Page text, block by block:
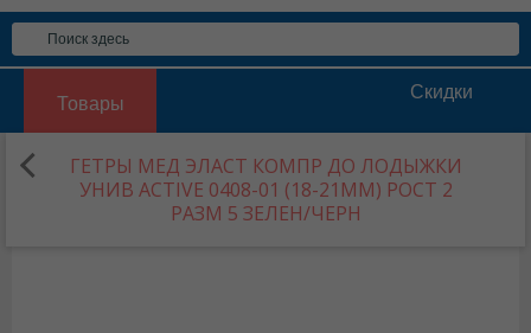
Товары
Скидки
ГЕТРЫ МЕД ЭЛАСТ КОМПР ДО ЛОДЫЖКИ
УНИВ ACTIVE 0408-01 (18-21ММ) РОСТ 2
РАЗМ 5 ЗЕЛЕН/ЧЕРН